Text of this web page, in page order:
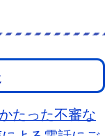
たった不審な